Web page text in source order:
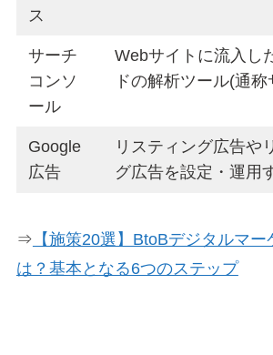
ス
サーチ
コンソ
ール
Webサイトに流入し
ドの解析ツール(通称
Google
広告
リスティング広告や
グ広告を設定・運用
⇒ 【施策20選】BtoBデジタルマー
は？基本となる6つのステップ